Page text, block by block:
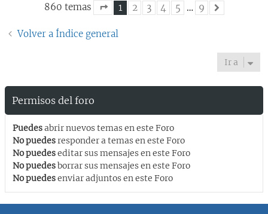
860 temas
Página1de9
1 2 3 4 5 … 9
Siguiente
Volver a Índice general
Ir a
Permisos del foro
Puedesabrir nuevos temas en este Foro
No puedesresponder a temas en este Foro
No puedeseditar sus mensajes en este Foro
No puedesborrar sus mensajes en este Foro
No puedesenviar adjuntos en este Foro